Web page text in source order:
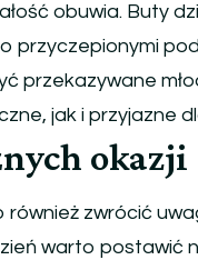
obuwia. Buty
przyczepionymi
przekazywane
jak i przyjazne
okazji
również zwrócić
warto postawić